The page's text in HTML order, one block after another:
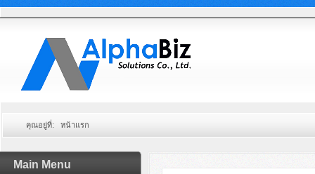
คุณอยู่ที่: หน้าแรก
Main Menu